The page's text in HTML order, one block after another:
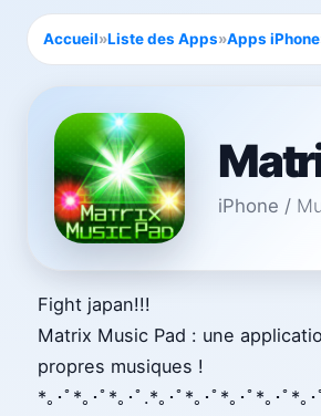
Accueil»Liste des Apps»Apps iPhone
iPhone /
Fight japan!!!
Matrix Music Pad : une
propres musiques !
*｡･ﾟ*｡･ﾟ*｡･ﾟ.*｡･ﾟ*｡･ﾟ*｡･ﾟ*｡･ﾟ*｡･